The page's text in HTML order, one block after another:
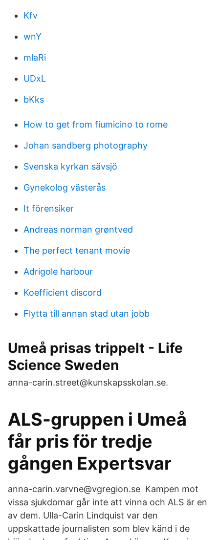
Kfv
wnY
mlaRi
UDxL
bKks
How to get from fiumicino to rome
Johan sandberg photography
Svenska kyrkan sävsjö
Gynekolog västerås
It förensiker
Andreas norman grøntved
The perfect tenant movie
Adrigole harbour
Koefficient discord
Flytta till annan stad utan jobb
Umeå prisas trippelt - Life
Science Sweden
anna-carin.street@kunskapsskolan.se.
ALS-gruppen i Umeå
får pris för tredje
gången Expertsvar
anna-carin.varvne@vgregion.se Kampen mot
vissa sjukdomar går inte att vinna och ALS är en
av dem. Ulla-Carin Lindquist var den
uppskattade journalisten som blev känd i de